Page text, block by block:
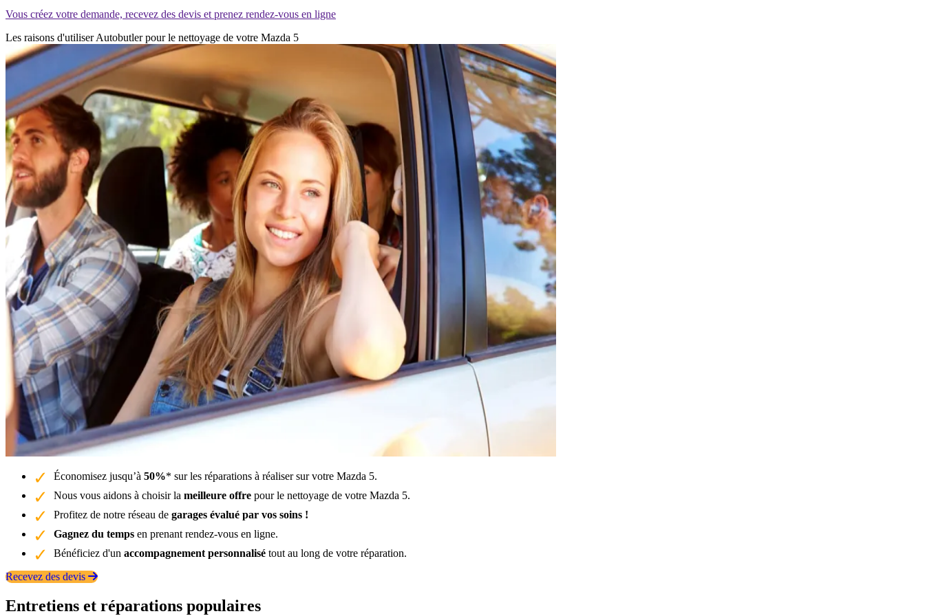
Vous créez votre demande, recevez des devis et prenez rendez-vous en ligne
Les raisons d'utiliser Autobutler pour le nettoyage de votre Mazda 5
Économisez jusqu’à 50%* sur les réparations à réaliser sur votre Mazda 5.
Nous vous aidons à choisir la meilleure offre pour le nettoyage de votre Mazda 5.
Profitez de notre réseau de garages évalué par vos soins !
Gagnez du temps en prenant rendez-vous en ligne.
Bénéficiez d'un accompagnement personnalisé tout au long de votre réparation.
Recevez des devis
Entretiens et réparations populaires